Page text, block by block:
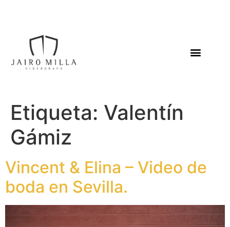
Etiqueta: Valentín
Gámiz
Vincent & Elina – Video de
boda en Sevilla.